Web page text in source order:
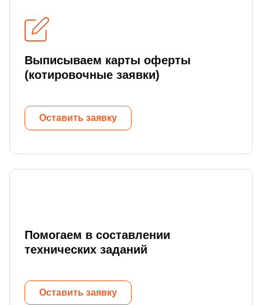
Выписываем карты оферты
(котировочные заявки)
Оставить заявку
Помогаем в составлении
технических заданий
Оставить заявку